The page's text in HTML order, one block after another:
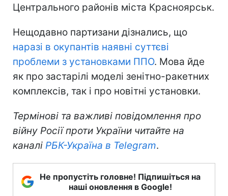
Центрального районів міста Красноярськ.
Нещодавно партизани дізнались, що
наразі в окупантів наявні суттєві
проблеми з установками ППО. Мова йде
як про застарілі моделі зенітно-ракетних
комплексів, так і про новітні установки.
Термінові та важливі повідомлення про
війну Росії проти України читайте на
каналі РБК-Україна в Telegram.
Не пропустіть головне! Підпишіться на
наші оновлення в Google!